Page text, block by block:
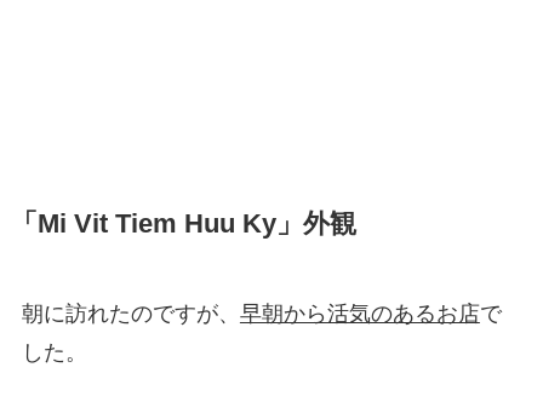
「Mi Vit Tiem Huu Ky」外観
朝に訪れたのですが、 早朝から活気のあるお店で
した。